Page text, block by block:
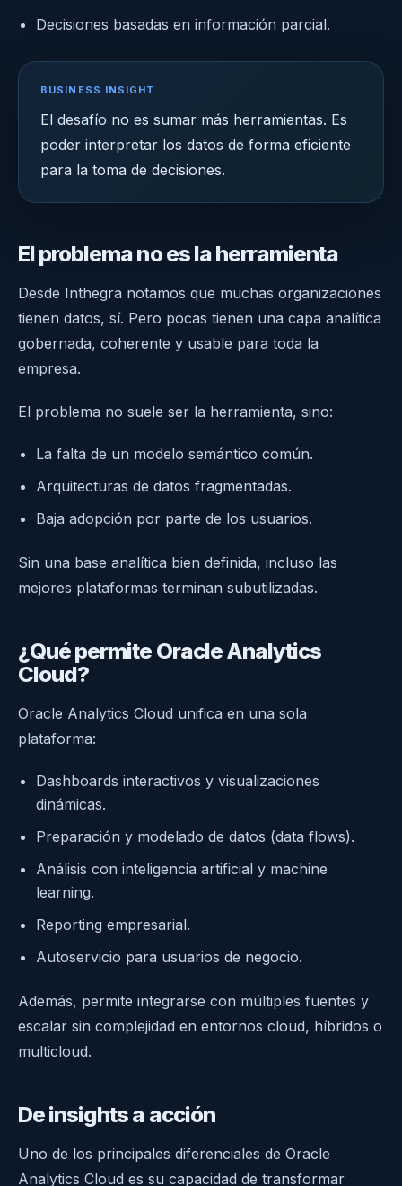
Decisiones basadas en información parcial.
BUSINESS INSIGHT
El desafío no es sumar más herramientas. Es
poder interpretar los datos de forma eficiente
para la toma de decisiones.
El problema no es la herramienta
Desde Inthegra notamos que muchas organizaciones
tienen datos, sí. Pero pocas tienen una capa analítica
gobernada, coherente y usable para toda la
empresa.
El problema no suele ser la herramienta, sino:
La falta de un modelo semántico común.
Arquitecturas de datos fragmentadas.
Baja adopción por parte de los usuarios.
Sin una base analítica bien definida, incluso las
mejores plataformas terminan subutilizadas.
¿Qué permite Oracle Analytics
Cloud?
Oracle Analytics Cloud unifica en una sola
plataforma:
Dashboards interactivos y visualizaciones
dinámicas.
Preparación y modelado de datos (data flows).
Análisis con inteligencia artificial y machine
learning.
Reporting empresarial.
Autoservicio para usuarios de negocio.
Además, permite integrarse con múltiples fuentes y
escalar sin complejidad en entornos cloud, híbridos o
multicloud.
De insights a acción
Uno de los principales diferenciales de Oracle
Analytics Cloud es su capacidad de transformar